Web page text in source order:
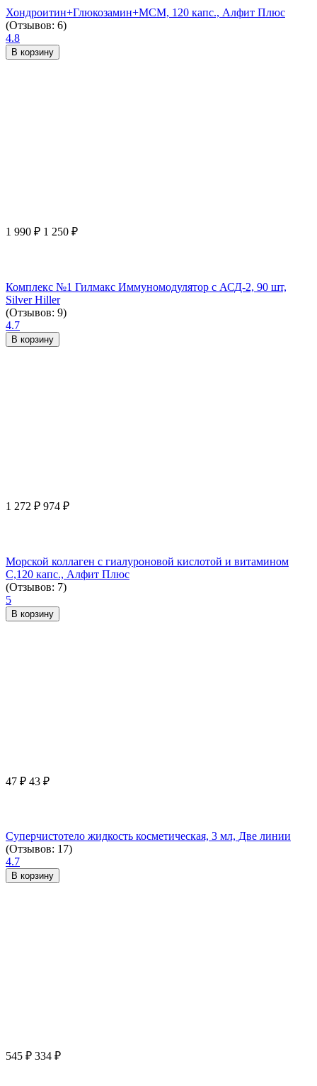
Хондроитин+Глюкозамин+МСМ, 120 капс., Алфит Плюс
(Отзывов: 6)
4.8
В корзину
1 990 ₽ 1 250 ₽
Комплекс №1 Гилмакс Иммуномодулятор с АСД-2, 90 шт,
Silver Hiller
(Отзывов: 9)
4.7
В корзину
1 272 ₽ 974 ₽
Морской коллаген с гиалуроновой кислотой и витамином
С,120 капс., Алфит Плюс
(Отзывов: 7)
5
В корзину
47 ₽ 43 ₽
Суперчистотело жидкость косметическая, 3 мл, Две линии
(Отзывов: 17)
4.7
В корзину
545 ₽ 334 ₽